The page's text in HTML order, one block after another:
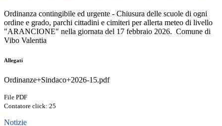
Ordinanza contingibile ed urgente - Chiusura delle scuole di ogni
ordine e grado, parchi cittadini e cimiteri per allerta meteo di livello
"ARANCIONE" nella giornata del 17 febbraio 2026. Comune di
Vibo Valentia
Allegati
Ordinanze+Sindaco+2026-15.pdf
File PDF
Contatore click: 25
Notizie